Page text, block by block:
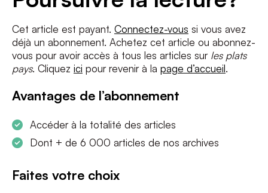
Cet article est payant. Connectez-vous si vous avez
déjà un abonnement. Achetez cet article ou abonnez-
vous pour avoir accès à tous les articles sur les plats
pays. Cliquez ici pour revenir à la page d’accueil.
Avantages de l’abonnement
Accéder à la totalité des articles
Dont + de 6 000 articles de nos archives
Faites votre choix
J'accepte les termes et conditions etla politique de confidentialité
S'INSCRIRE